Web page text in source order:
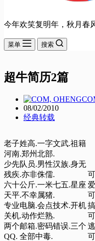
今年欢笑复明年，秋月春
菜单 搜索
超牛简历2篇
08/02/2010
经典转载
老子姓高.一字文武.祖籍
河南.郑州北部.
少先队员.男性汉族.身无
残疾.亦非侏儒.
六十公斤.一米七五.星座
天平.不幸属猪.
专业电脑.会点技术.开机
关机.动作烂熟.
两个邮箱.密码错误.三个
QQ. 全部中毒.